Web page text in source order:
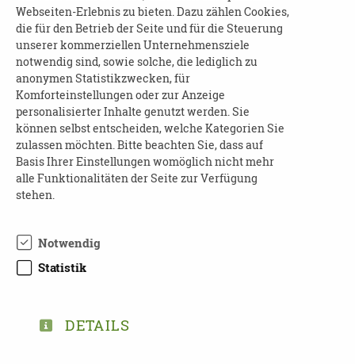
besprechen.
Dazu laden wir Dich ein!
Fahrdienst ist möglich
AWO Erzgebirge gGmbH
Quartiersbüro Stützengrün, Siedlung 6,
08328 Stützengrün, OT Hundshübel
Mobil 0151 70798991, Tel. 037462
www.awo-erzgebirge.de
Webseiten-Erlebnis zu bieten. Dazu zählen Cookies,
die für den Betrieb der Seite und für die Steuerung
unserer kommerziellen Unternehmensziele
notwendig sind, sowie solche, die lediglich zu
anonymen Statistikzwecken, für
Komforteinstellungen oder zur Anzeige
personalisierter Inhalte genutzt werden. Sie
können selbst entscheiden, welche Kategorien Sie
zulassen möchten. Bitte beachten Sie, dass auf
Basis Ihrer Einstellungen womöglich nicht mehr
alle Funktionalitäten der Seite zur Verfügung
stehen.
Notwendig
Statistik
DETAILS